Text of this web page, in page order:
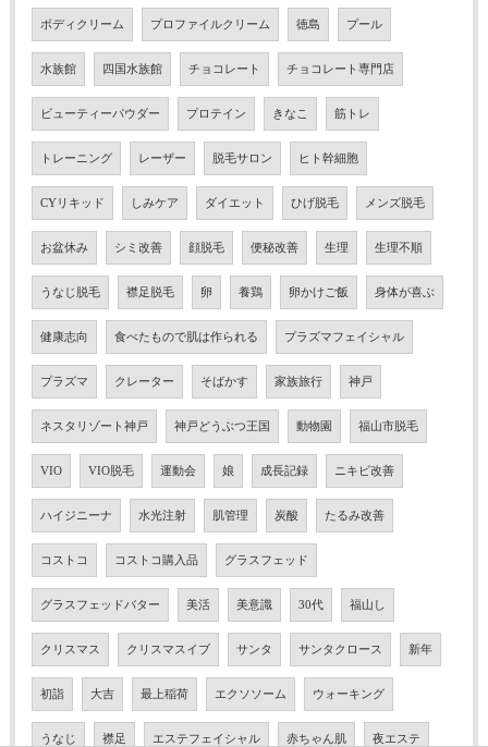
ボディクリーム プロファイルクリーム 徳島 プール
水族館 四国水族館 チョコレート チョコレート専門店
ビューティーパウダー プロテイン きなこ 筋トレ
トレーニング レーザー 脱毛サロン ヒト幹細胞
CYリキッド しみケア ダイエット ひげ脱毛 メンズ脱毛
お盆休み シミ改善 顔脱毛 便秘改善 生理 生理不順
うなじ脱毛 襟足脱毛 卵 養鶏 卵かけご飯 身体が喜ぶ
健康志向 食べたもので肌は作られる プラズマフェイシャル
プラズマ クレーター そばかす 家族旅行 神戸
ネスタリゾート神戸 神戸どうぶつ王国 動物園 福山市脱毛
VIO VIO脱毛 運動会 娘 成長記録 ニキビ改善
ハイジニーナ 水光注射 肌管理 炭酸 たるみ改善
コストコ コストコ購入品 グラスフェッド
グラスフェッドバター 美活 美意識 30代 福山し
クリスマス クリスマスイブ サンタ サンタクロース 新年
初詣 大吉 最上稲荷 エクソソーム ウォーキング
うなじ 襟足 エステフェイシャル 赤ちゃん肌 夜エステ